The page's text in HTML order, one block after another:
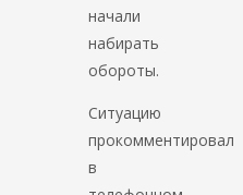
начали
набирать
обороты.
Ситуацию
прокомментировал
в